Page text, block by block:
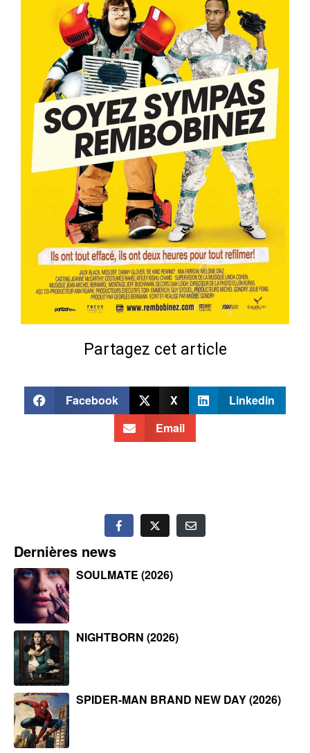
Partagez cet article
Facebook X
Linkedin
Email
Dernières news
SOULMATE (2026)
NIGHTBORN (2026)
SPIDER-MAN BRAND NEW DAY (2026)